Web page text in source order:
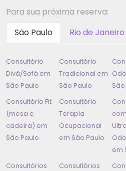
Para sua próxima reserva:
São Paulo
Rio de Janeiro
Consultório
Divã/Sofá em
São Paulo
Consultório
Tradicional em
São Paulo
Consultório Fit
(mesa e
cadeira) em
São Paulo
Consultório
Terapia
Ocupacional
em São Paulo
com
em
Consultórios
Consultórios